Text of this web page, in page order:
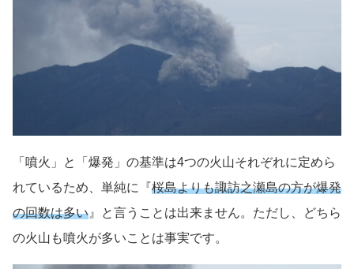
「噴火」と「爆発」の基準は4つの火山それぞれに定めら
れているため、単純に『桜島よりも諏訪之瀬島の方が爆発
の回数は多い 』と言うことは出来ません。ただし、どちら
の火山も噴火が多いことは事実です。